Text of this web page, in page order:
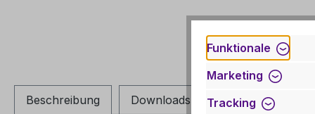
Beschreibung Downloads Links
Funktionale
Marketing
Tracking